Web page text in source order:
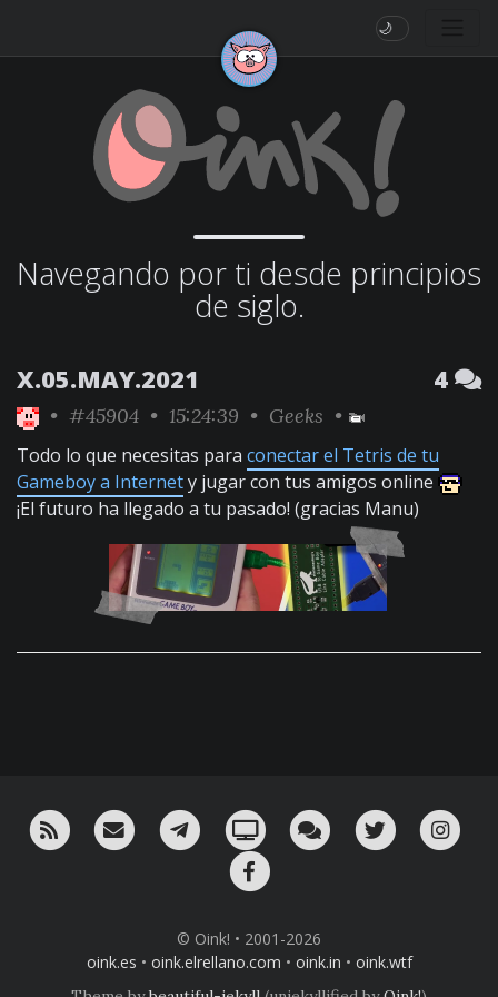
🌙
Navegando por ti desde principios
de siglo.
X.05.MAY.2021 4
• #45904 • 15:24:39 • Geeks •
Todo lo que necesitas para conectar el Tetris de tu
Gameboy a Internety jugar con tus amigos online
¡El futuro ha llegado a tu pasado! (gracias Manu)
RSS ¡Mándame un email!¡Nuestro canal en Telegram!
Oink! TV Charla con nosotros
Twitter
© Oink! • 2001-2026
oink.es • oink.elrellano.com • oink.in • oink.wtf